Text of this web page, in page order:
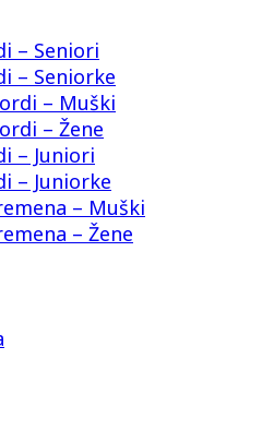
– Seniori
– Seniorke
– Muški
– Žene
– Juniori
– Juniorke
– Muški
– Žene